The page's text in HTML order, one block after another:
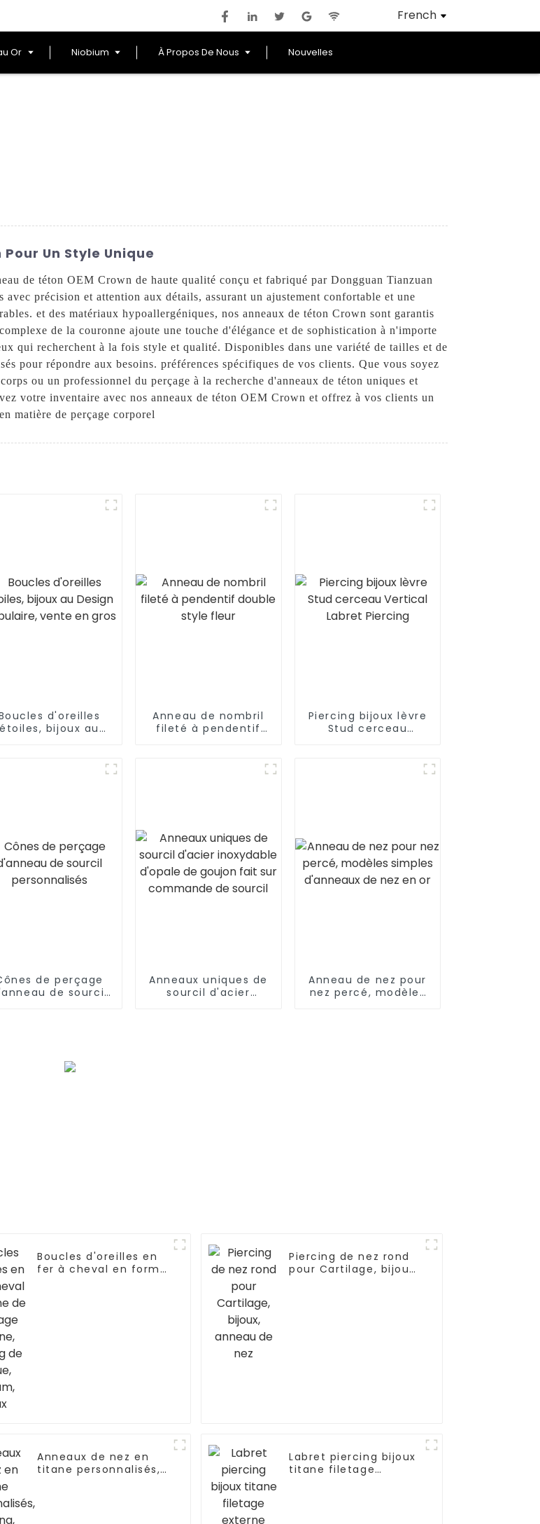
French
Or Niobium À Propos De Nous Nouvelles
Un Style Unique
de téton OEM Crown de haute qualité conçu et fabriqué par Dongguan Tianzuan
précision et attention aux détails, assurant un ajustement confortable et une
et des matériaux hypoallergéniques, nos anneaux de téton Crown sont garantis
de la couronne ajoute une touche d'élégance et de sophistication à n'importe
qui recherchent à la fois style et qualité. Disponibles dans une variété de tailles et de
pour répondre aux besoins. préférences spécifiques de vos clients. Que vous soyez
ou un professionnel du perçage à la recherche d'anneaux de téton uniques et
votre inventaire avec nos anneaux de téton OEM Crown et offrez à vos clients un
matière de perçage corporel
d'oreilles
étoiles, bijoux au
Anneau de nombril
fileté à pendentif
Piercing bijoux lèvre
Stud cerceau
de perçage
de sourcil
Anneaux uniques de
sourcil d'acier
Anneau de nez pour
nez percé, modèles
Boucles d'oreilles en
fer à cheval en forme
Piercing de nez rond
pour Cartilage, bijoux,
Anneaux de nez en
titane personnalisés,
Labret piercing bijoux
titane filetage